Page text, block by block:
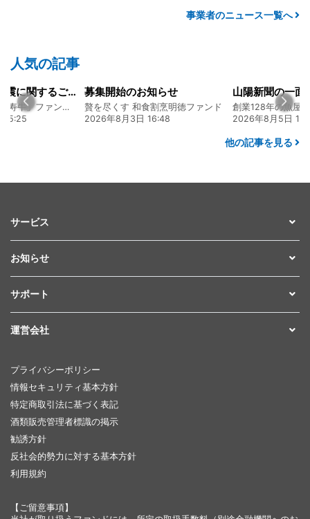
事業者のニュース一覧へ
人気の記事
令和8年熊本地震に関するご報告
熊本 あか牛「延寿牛」ファンド2026
15:25
募集開始のお知らせ
贅を尽くす 和食割烹明徳ファンド
2026年8月3日 16:48
2026年8月5日
他の記事を見る
サービス
お知らせ
サポート
運営会社
プライバシーポリシー
情報セキュリティ基本方針
特定商取引法に基づく表記
酒類販売管理者標識の掲示
勧誘方針
反社会的勢力に対する基本方針
利用規約
【ご留意事項】